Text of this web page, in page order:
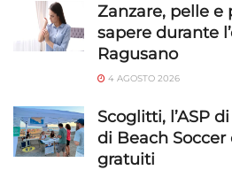
Zanzare, pelle e
sapere durante
Ragusano
4 AGOSTO 2026
Scoglitti, l’ASP
di Beach
gratuiti